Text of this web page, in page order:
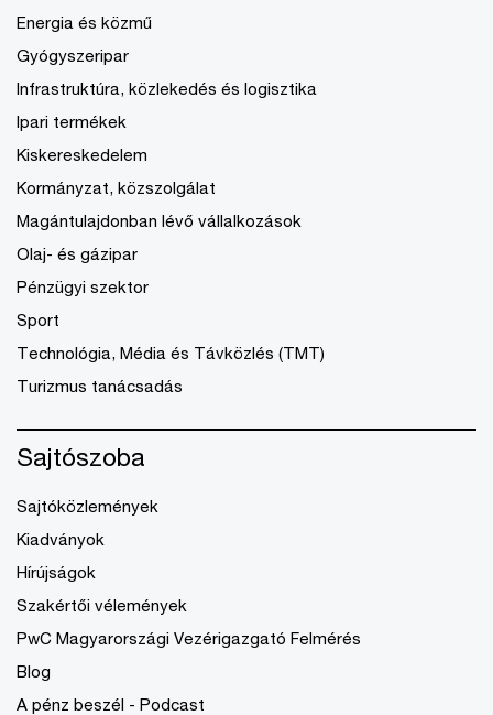
Energia és közmű
Gyógyszeripar
Infrastruktúra, közlekedés és logisztika
Ipari termékek
Kiskereskedelem
Kormányzat, közszolgálat
Magántulajdonban lévő vállalkozások
Olaj- és gázipar
Pénzügyi szektor
Sport
Technológia, Média és Távközlés (TMT)
Turizmus tanácsadás
Sajtószoba
Sajtóközlemények
Kiadványok
Hírújságok
Szakértői vélemények
PwC Magyarországi Vezérigazgató Felmérés
Blog
A pénz beszél - Podcast